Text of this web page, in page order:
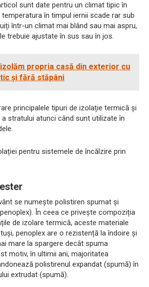
sunt date pentru un climat tipic în
temperatura în timpul iernii scade rar sub
într-un climat mai blând sau mai aspru,
trebuie ajustate în sus sau în jos.
propria casă din exterior cu
și fără stăpâni
principalele tipuri de izolație termică și
stratului atunci când sunt utilizate în
pentru sistemele de încălzire prin
se numește polistiren spumat și
În ceea ce privește compoziția
de izolare termică, aceste materiale
penoplex are o rezistență la îndoire și
mare la spargere decât spuma
motiv, în ultimii ani, majoritatea
polistirenul expandat (spumă) în
extrudat (spumă).